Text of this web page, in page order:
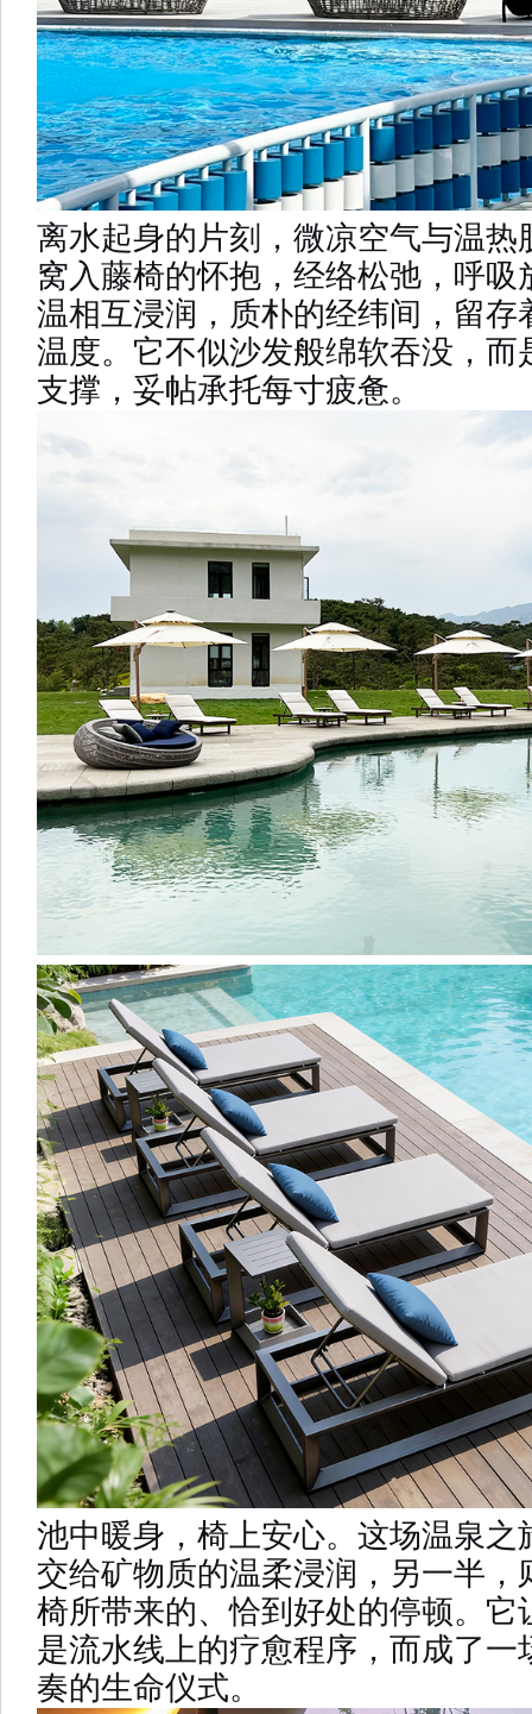
离水起身的片刻，微凉空气与温热
窝入藤椅的怀抱，经络松弛，呼吸
温相互浸润，质朴的经纬间，留存
温度。它不似沙发般绵软吞没，而
支撑，妥帖承托每寸疲惫。
池中暖身，椅上安心。这场温泉之
交给矿物质的温柔浸润，另一半，
椅所带来的、恰到好处的停顿。它
是流水线上的疗愈程序，而成了一
奏的生命仪式。